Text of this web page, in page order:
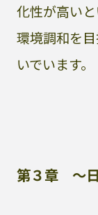
化性が高い
環境調和を
いでいます。
第３章 〜